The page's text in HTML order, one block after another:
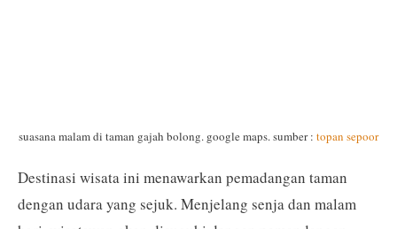
suasana malam di taman gajah bolong. google maps. sumber : topan sepoor
Destinasi wisata ini menawarkan pemadangan taman
dengan udara yang sejuk. Menjelang senja dan malam